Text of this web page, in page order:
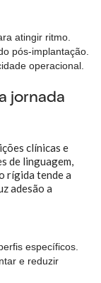
atingir ritmo.
pós-implantação.
operacional.
jornada
clínicas e
de linguagem,
rígida tende a
adesão a
específicos.
e reduzir